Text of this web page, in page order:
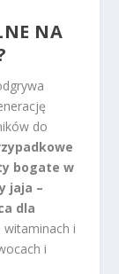
NA
do
bogate w
jaja –
dla
i
i